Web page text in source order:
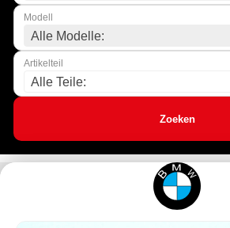
Modell
Alle Modelle:
Artikelteil
Alle Teile:
Zoeken